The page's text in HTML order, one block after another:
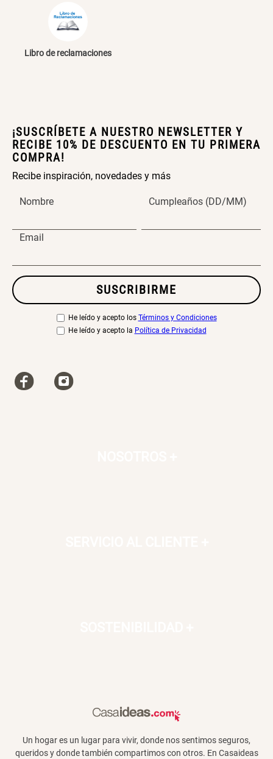
Libro de reclamaciones
¡SUSCRÍBETE A NUESTRO NEWSLETTER Y
RECIBE 10% DE DESCUENTO EN TU PRIMERA
COMPRA!
Recibe inspiración, novedades y más
Nombre Cumpleaños (DD/MM)
Email
SUSCRIBIRME
He leído y acepto los Términos y Condiciones
He leído y acepto la Política de Privacidad
Un hogar es un lugar para vivir, donde nos sentimos seguros,
queridos y donde también compartimos con otros. En Casaideas